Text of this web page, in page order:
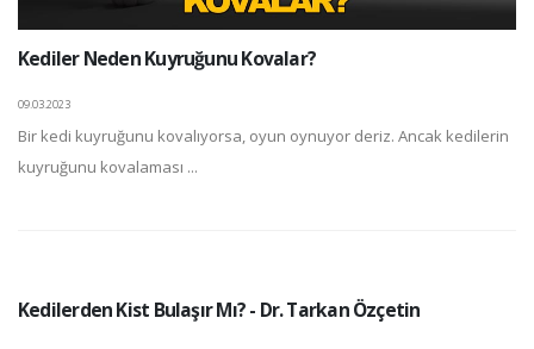
Kediler Neden Kuyruğunu Kovalar?
09.03.2023
Bir kedi kuyruğunu kovalıyorsa, oyun oynuyor deriz. Ancak kedilerin
kuyruğunu kovalaması ...
Kedilerden Kist Bulaşır Mı? - Dr. Tarkan Özçetin